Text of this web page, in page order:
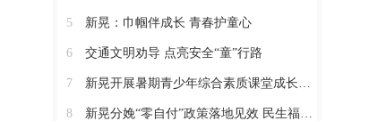
5 新晃：巾帼伴成长 青春护童心
6 交通文明劝导 点亮安全“童”行路
7 新晃开展暑期青少年综合素质课堂成长营活动
8 新晃分娩“零自付”政策落地见效 民生福祉惠及育龄群众